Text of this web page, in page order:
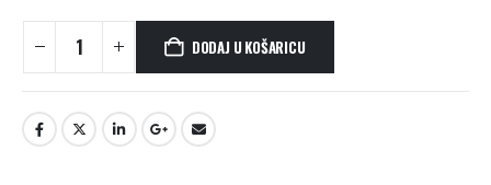
DODAJ U KOŠARICU